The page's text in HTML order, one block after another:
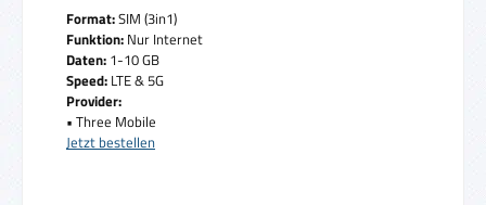
Format:SIM (3in1)
Funktion: Nur Internet
Daten: 1-10 GB
Speed: LTE & 5G
Provider:
• Three Mobile
Jetzt bestellen